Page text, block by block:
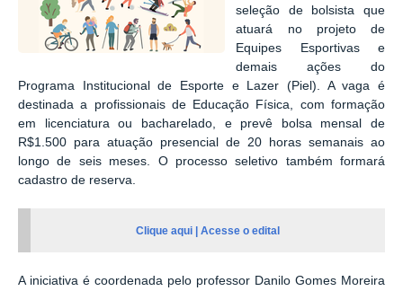
seleção de bolsista que
atuará no projeto de
Equipes Esportivas e
demais ações do
Programa Institucional de Esporte e Lazer (Piel). A vaga é
destinada a profissionais de Educação Física, com formação
em licenciatura ou bacharelado, e prevê bolsa mensal de
R$1.500 para atuação presencial de 20 horas semanais ao
longo de seis meses. O processo seletivo também formará
cadastro de reserva.
Clique aqui | Acesse o edital
A iniciativa é coordenada pelo professor Danilo Gomes Moreira